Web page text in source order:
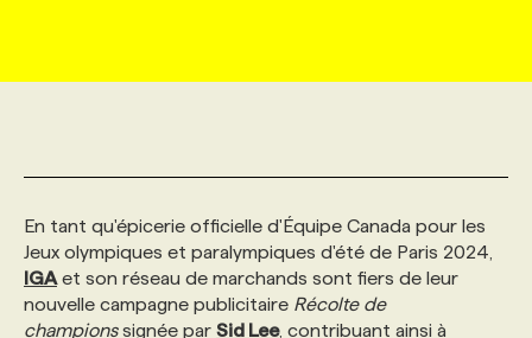
INITIATIVES NUMÉRIQUES
PRIX ET DISTINCTIONS
MARKETING DURABLE
GEO/SEO
FAQ
NOS PARCOURS DE FORMATIONS
FORMATIONS PERSONNALISÉES
SERVICE DE CHASSE DE TÊTE
NOS TARIFS
En tant qu'épicerie officielle d'Équipe Canada pour les
Jeux olympiques et paralympiques d'été de Paris 2024,
IGA et son réseau de marchands sont fiers de leur
nouvelle campagne publicitaire Récolte de
championssignée par Sid Lee, contribuant ainsi à